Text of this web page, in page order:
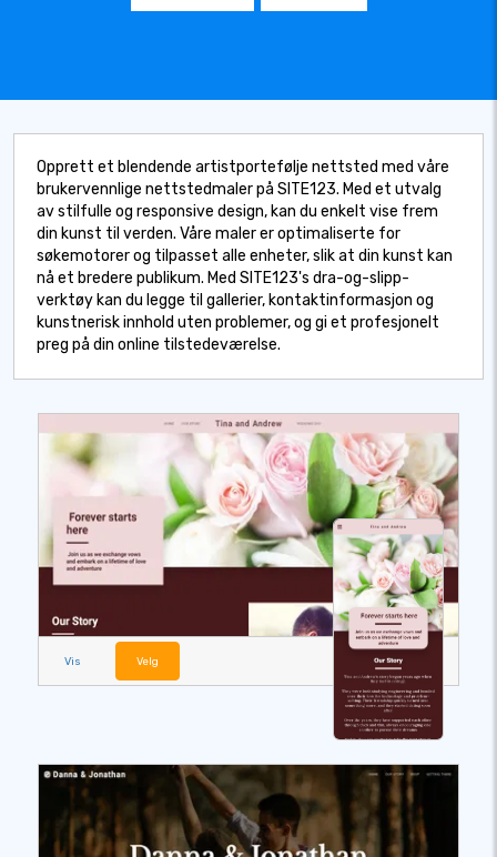
Opprett et blendende artistportefølje nettsted med våre
brukervennlige nettstedmaler på SITE123. Med et utvalg
av stilfulle og responsive design, kan du enkelt vise frem
din kunst til verden. Våre maler er optimaliserte for
søkemotorer og tilpasset alle enheter, slik at din kunst kan
nå et bredere publikum. Med SITE123's dra-og-slipp-
verktøy kan du legge til gallerier, kontaktinformasjon og
kunstnerisk innhold uten problemer, og gi et profesjonelt
preg på din online tilstedeværelse.
Vis Velg